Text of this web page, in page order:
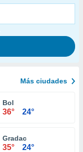
Más ciudades
Bol
36° 24°
Gradac
35° 24°